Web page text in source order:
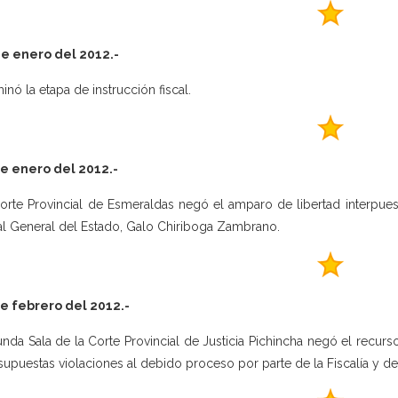
enero del 2012.-
la etapa de instrucción fiscal.
enero del 2012.-
Provincial de Esmeraldas negó el amparo de libertad
General del Estado, Galo Chiriboga Zambrano.
febrero del 2012.-
Sala de la Corte Provincial de Justicia Pichincha negó el
violaciones al debido proceso por parte de la Fiscalía y